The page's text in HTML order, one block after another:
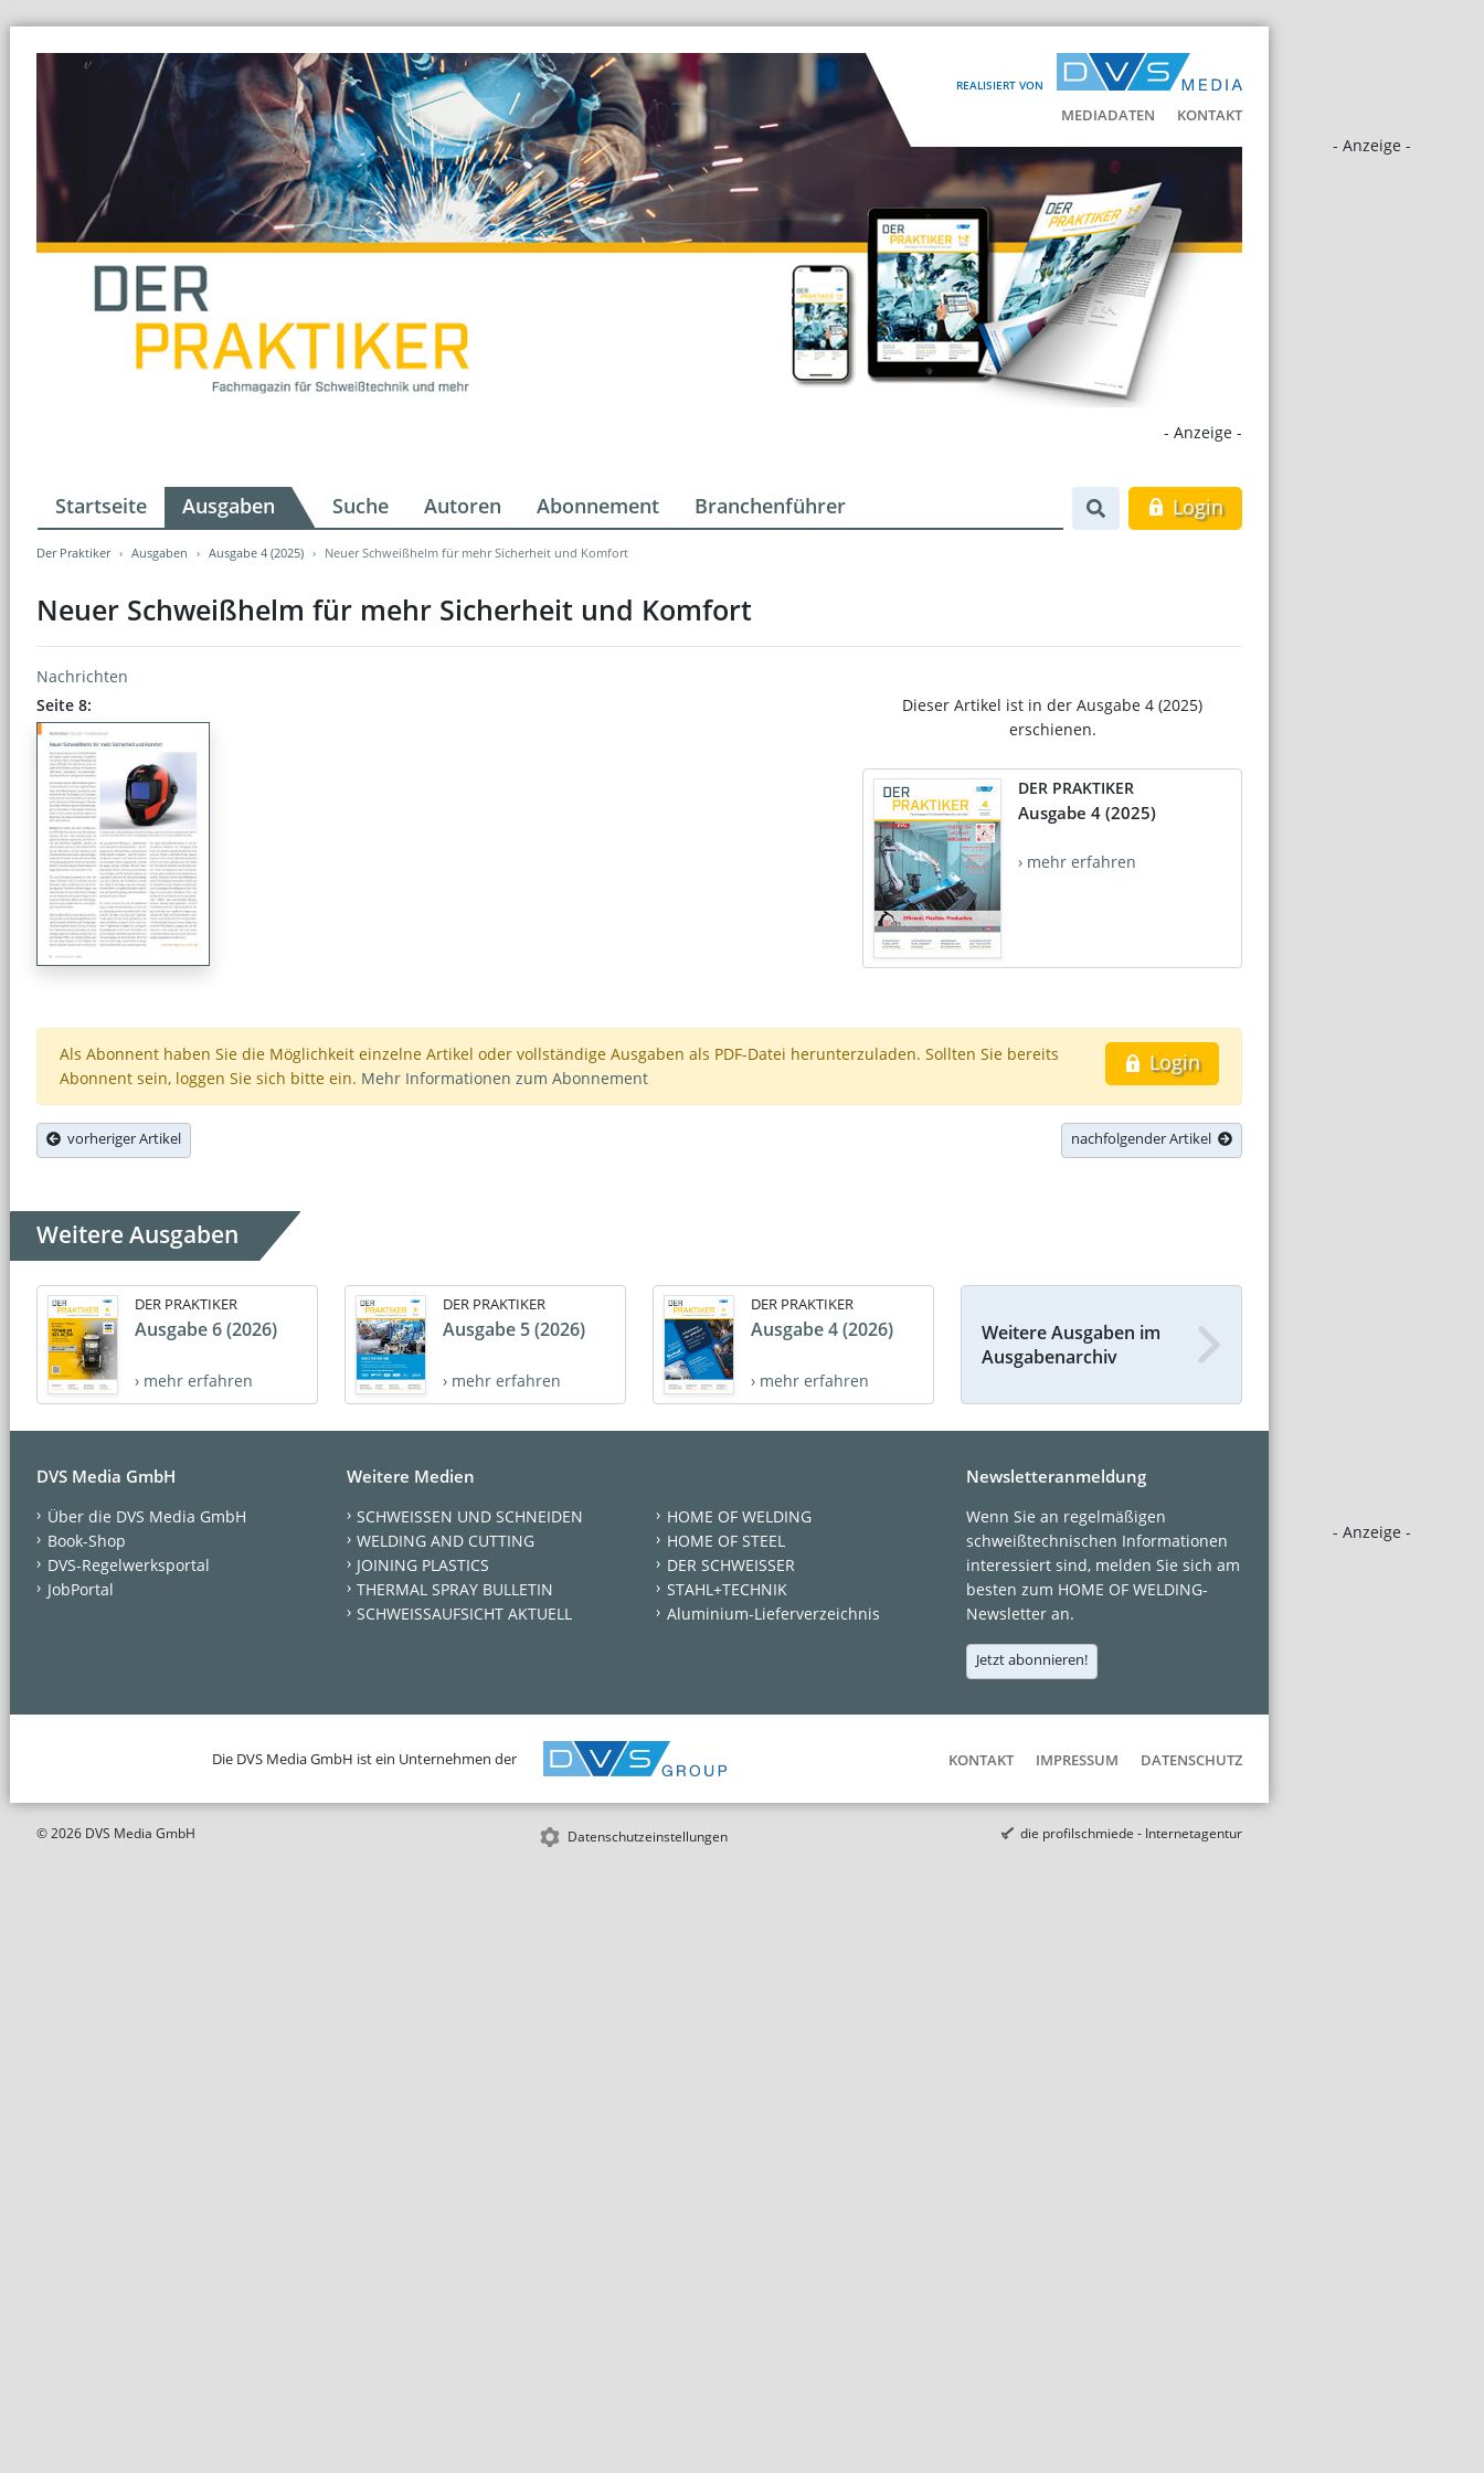
REALISIERT VON
MEDIADATEN KONTAKT
- Anzeige -
- Anzeige -
- Anzeige -
Startseite Ausgaben Suche Autoren Abonnement Branchenführer Login
Der Praktiker Ausgaben Ausgabe 4 (2025) Neuer Schweißhelm für mehr Sicherheit und Komfort
Neuer Schweißhelm für mehr Sicherheit und Komfort
Nachrichten
Seite 8:
Dieser Artikel ist in der Ausgabe 4 (2025)
erschienen.
DER PRAKTIKER
Ausgabe 4 (2025)
› mehr erfahren
Login
Als Abonnent haben Sie die Möglichkeit einzelne Artikel oder vollständige Ausgaben als PDF-Datei herunterzuladen. Sollten Sie bereits
Abonnent sein, loggen Sie sich bitte ein. Mehr Informationen zum Abonnement
vorheriger Artikel nachfolgender Artikel
Weitere Ausgaben
DER PRAKTIKER
Ausgabe 6 (2026)
› mehr erfahren
DER PRAKTIKER
Ausgabe 5 (2026)
› mehr erfahren
DER PRAKTIKER
Ausgabe 4 (2026)
› mehr erfahren
Weitere Ausgaben im
Ausgabenarchiv
DVS Media GmbH
Über die DVS Media GmbH
Book-Shop
DVS-Regelwerksportal
JobPortal
Weitere Medien
SCHWEISSEN UND SCHNEIDEN
WELDING AND CUTTING
JOINING PLASTICS
THERMAL SPRAY BULLETIN
SCHWEISSAUFSICHT AKTUELL
HOME OF WELDING
HOME OF STEEL
DER SCHWEISSER
STAHL+TECHNIK
Aluminium-Lieferverzeichnis
Newsletteranmeldung
Wenn Sie an regelmäßigen
schweißtechnischen Informationen
interessiert sind, melden Sie sich am
besten zum HOME OF WELDING-
Newsletter an.
Jetzt abonnieren!
Die DVS Media GmbH ist ein Unternehmen der KONTAKT IMPRESSUM DATENSCHUTZ
© 2026 DVS Media GmbH Datenschutzeinstellungen die profilschmiede - Internetagentur